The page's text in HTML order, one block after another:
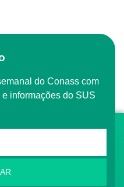
informações do SUS